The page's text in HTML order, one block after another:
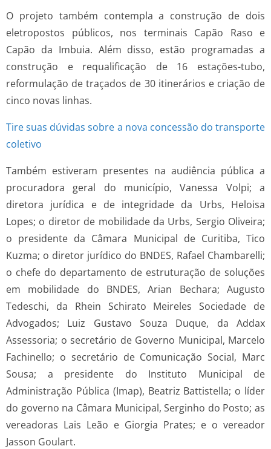
O projeto também contempla a construção de dois
eletropostos públicos, nos terminais Capão Raso e
Capão da Imbuia. Além disso, estão programadas a
construção e requalificação de 16 estações-tubo,
reformulação de traçados de 30 itinerários e criação de
cinco novas linhas.
Tire suas dúvidas sobre a nova concessão do transporte
coletivo
Também estiveram presentes na audiência pública a
procuradora geral do município, Vanessa Volpi; a
diretora jurídica e de integridade da Urbs, Heloisa
Lopes; o diretor de mobilidade da Urbs, Sergio Oliveira;
o presidente da Câmara Municipal de Curitiba, Tico
Kuzma; o diretor jurídico do BNDES, Rafael Chambarelli;
o chefe do departamento de estruturação de soluções
em mobilidade do BNDES, Arian Bechara; Augusto
Tedeschi, da Rhein Schirato Meireles Sociedade de
Advogados; Luiz Gustavo Souza Duque, da Addax
Assessoria; o secretário de Governo Municipal, Marcelo
Fachinello; o secretário de Comunicação Social, Marc
Sousa; a presidente do Instituto Municipal de
Administração Pública (Imap), Beatriz Battistella; o líder
do governo na Câmara Municipal, Serginho do Posto; as
vereadoras Lais Leão e Giorgia Prates; e o vereador
Jasson Goulart.